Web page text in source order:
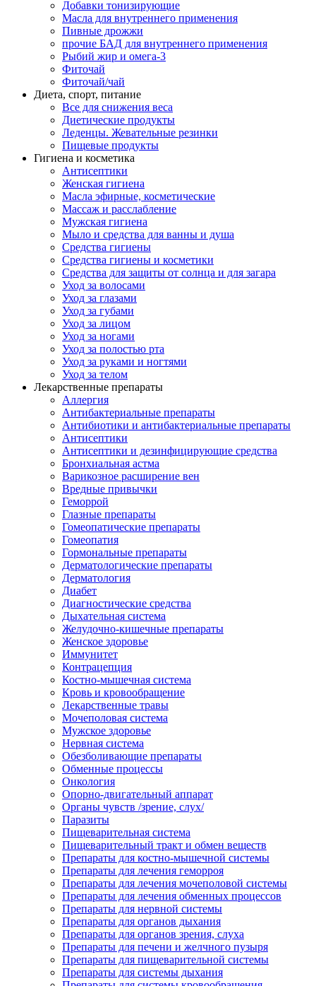
Добавки тонизирующие
Масла для внутреннего применения
Пивные дрожжи
прочие БАД для внутреннего применения
Рыбий жир и омега-3
Фиточай
Фиточай/чай
Диета, спорт, питание
Все для снижения веса
Диетические продукты
Леденцы. Жевательные резинки
Пищевые продукты
Гигиена и косметика
Антисептики
Женская гигиена
Масла эфирные, косметические
Массаж и расслабление
Мужская гигиена
Мыло и средства для ванны и душа
Средства гигиены
Средства гигиены и косметики
Средства для защиты от солнца и для загара
Уход за волосами
Уход за глазами
Уход за губами
Уход за лицом
Уход за ногами
Уход за полостью рта
Уход за руками и ногтями
Уход за телом
Лекарственные препараты
Аллергия
Антибактериальные препараты
Антибиотики и антибактериальные препараты
Антисептики
Антисептики и дезинфицирующие средства
Бронхиальная астма
Варикозное расширение вен
Вредные привычки
Геморрой
Глазные препараты
Гомеопатические препараты
Гомеопатия
Гормональные препараты
Дерматологические препараты
Дерматология
Диабет
Диагностические средства
Дыхательная система
Желудочно-кишечные препараты
Женское здоровье
Иммунитет
Контрацепция
Костно-мышечная система
Кровь и кровообращение
Лекарственные травы
Мочеполовая система
Мужское здоровье
Нервная система
Обезболивающие препараты
Обменные процессы
Онкология
Опорно-двигательный аппарат
Органы чувств /зрение, слух/
Паразиты
Пищеварительная система
Пищеварительный тракт и обмен веществ
Препараты для костно-мышечной системы
Препараты для лечения геморроя
Препараты для лечения мочеполовой системы
Препараты для лечения обменных процессов
Препараты для нервной системы
Препараты для органов дыхания
Препараты для органов зрения, слуха
Препараты для печени и желчного пузыря
Препараты для пищеварительной системы
Препараты для системы дыхания